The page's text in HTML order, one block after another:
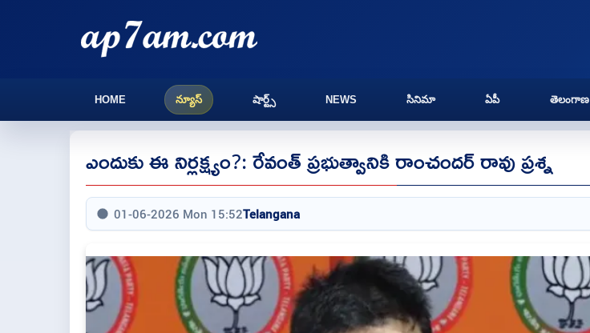
HOME న్యూస్ షార్ట్స్ NEWS సినిమా ఏపీ తెలంగాణ
ఎందుకు ఈ నిర్లక్ష్యం?: రేవంత్ ప్రభుత్వానికి రాంచందర్ రావు ప్రశ్న
01-06-2026 Mon 15:52Telangana